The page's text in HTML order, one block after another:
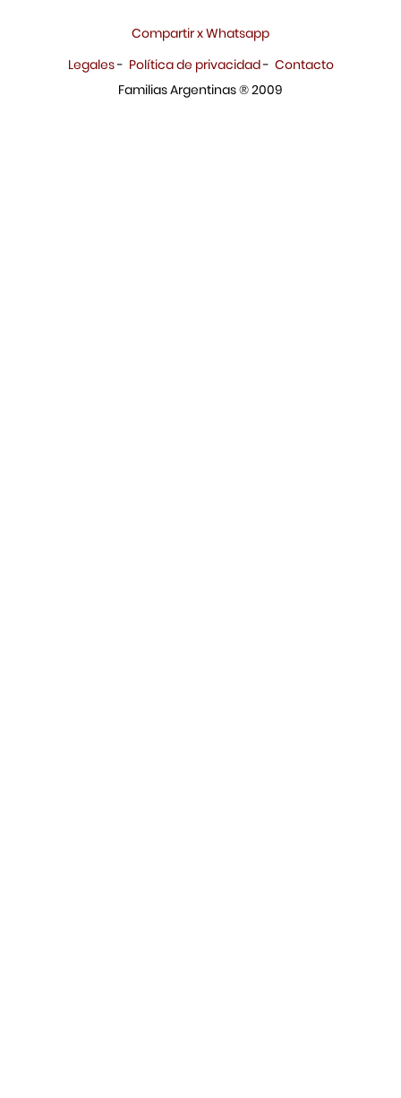
Compartir x Whatsapp
Legales- Política de privacidad- Contacto
Familias Argentinas ® 2009